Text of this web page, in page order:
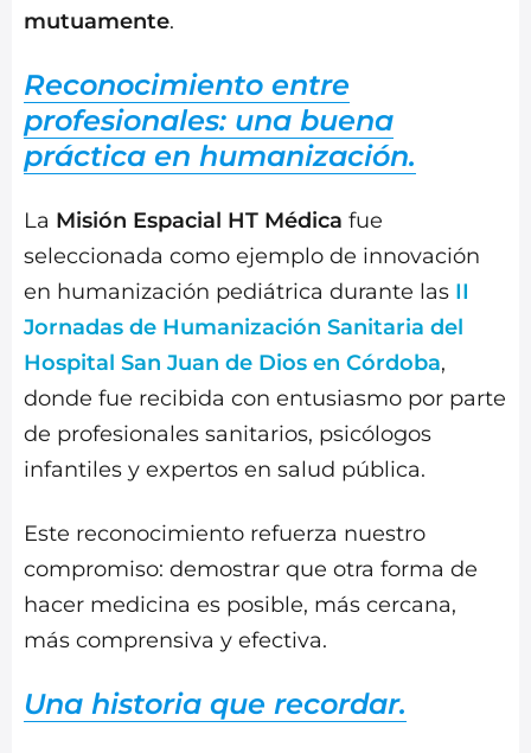
mutuamente.
Reconocimiento entre
profesionales: una buena
práctica en humanización.
La Misión Espacial HT Médica fue
seleccionada como ejemplo de innovación
en humanización pediátrica durante las II
Jornadas de Humanización Sanitaria del
Hospital San Juan de Dios en Córdoba,
donde fue recibida con entusiasmo por parte
de profesionales sanitarios, psicólogos
infantiles y expertos en salud pública.
Este reconocimiento refuerza nuestro
compromiso: demostrar que otra forma de
hacer medicina es posible, más cercana,
más comprensiva y efectiva.
Una historia que recordar.